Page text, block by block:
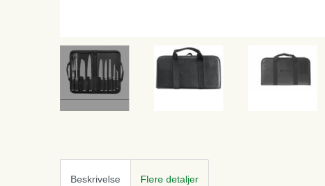
Beskrivelse Flere detaljer